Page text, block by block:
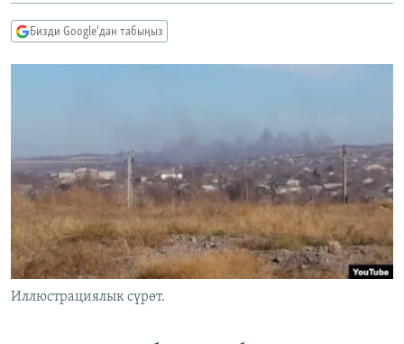
ЫҢГАЙСЫЗ СУРООЛОР
Русский
ЭЕ/АРнун бардык сайттары
Бизди Google'дан табыңыз
Иллюстрациялык сүрөт.